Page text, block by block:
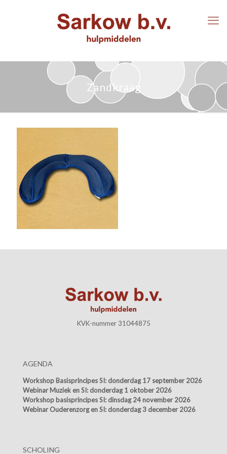
Zandkraag
KVK-nummer 31044875
AGENDA
Workshop Basisprincipes SI: donderdag 17 september 2026
Webinar Muziek en SI: donderdag 1 oktober 2026
Workshop basisprincipes SI: dinsdag 24 november 2026
Webinar Ouderenzorg en SI: donderdag 3 december 2026
SCHOLING